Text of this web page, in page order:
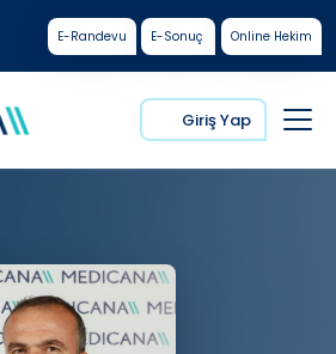
E-Randevu E-Sonuç Online Hekim
Giriş Yap